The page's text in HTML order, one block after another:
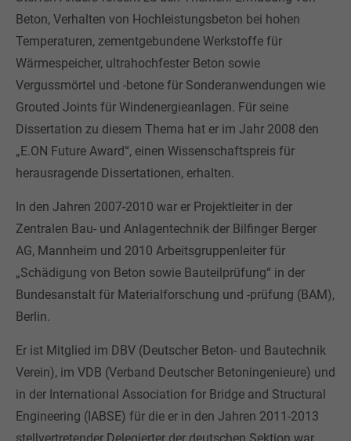
Beton, Verhalten von Hochleistungsbeton bei hohen
Temperaturen, zementgebundene Werkstoffe für
Wärmespeicher, ultrahochfester Beton sowie
Vergussmörtel und -betone für Sonderanwendungen wie
Grouted Joints für Windenergieanlagen. Für seine
Dissertation zu diesem Thema hat er im Jahr 2008 den
„E.ON Future Award“, einen Wissenschaftspreis für
herausragende Dissertationen, erhalten.
In den Jahren 2007-2010 war er Projektleiter in der
Zentralen Bau- und Anlagentechnik der Bilfinger Berger
AG, Mannheim und 2010 Arbeitsgruppenleiter für
„Schädigung von Beton sowie Bauteilprüfung“ in der
Bundesanstalt für Materialforschung und -prüfung (BAM),
Berlin.
Er ist Mitglied im DBV (Deutscher Beton- und Bautechnik
Verein), im VDB (Verband Deutscher Betoningenieure) und
in der International Association for Bridge and Structural
Engineering (IABSE) für die er in den Jahren 2011-2013